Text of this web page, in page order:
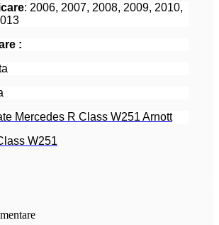
: 2006, 2007, 2008, 2009, 2010,
:
Mercedes R Class W251 Arnott
W251